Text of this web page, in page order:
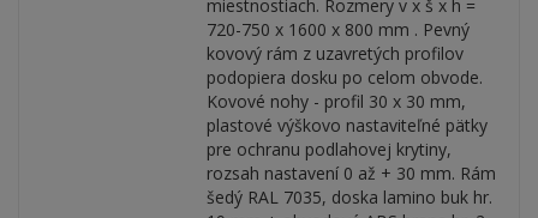
miestnostiach. Rozmery v x š x h =
720-750 x 1600 x 800 mm . Pevný
kovový rám z uzavretých profilov
podopiera dosku po celom obvode.
Kovové nohy - profil 30 x 30 mm,
plastové výškovo nastaviteľné pätky
pre ochranu podlahovej krytiny,
rozsah nastavení 0 až + 30 mm. Rám
šedý RAL 7035, doska lamino buk hr.